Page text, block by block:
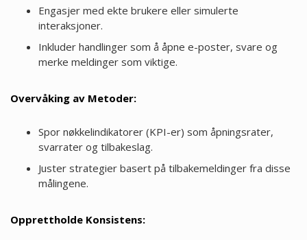
Engasjer med ekte brukere eller simulerte
interaksjoner.
Inkluder handlinger som å åpne e-poster, svare og
merke meldinger som viktige.
Overvåking av Metoder:
Spor nøkkelindikatorer (KPI-er) som åpningsrater,
svarrater og tilbakeslag.
Juster strategier basert på tilbakemeldinger fra disse
målingene.
Opprettholde Konsistens: